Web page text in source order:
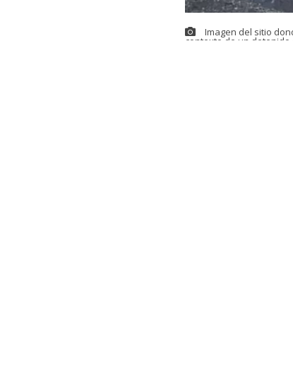
Imagen del sitio
contexto de un detenido